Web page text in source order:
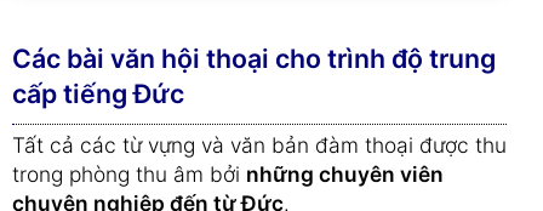
Các bài văn hội thoại cho trình độ trung
cấp tiếng Đức
Tất cả các từ vựng và văn bản đàm thoại được thu
trong phòng thu âm bởi những chuyên viên
chuyên nghiệp đến từ Đức.